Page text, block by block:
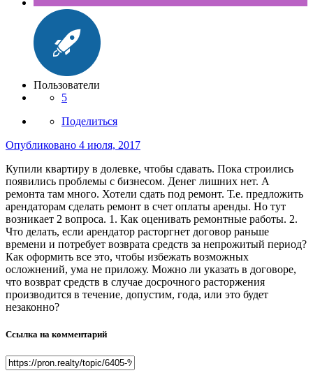
Пользователи
5
Поделиться
Опубликовано 4 июля, 2017
Купили квартиру в долевке, чтобы сдавать. Пока строились
появились проблемы с бизнесом. Денег лишних нет. А
ремонта там много. Хотели сдать под ремонт. Т.е. предложить
арендаторам сделать ремонт в счет оплаты аренды. Но тут
возникает 2 вопроса. 1. Как оценивать ремонтные работы. 2.
Что делать, если арендатор расторгнет договор раньше
времени и потребует возврата средств за непрожитый период?
Как оформить все это, чтобы избежать возможных
осложнений, ума не приложу. Можно ли указать в договоре,
что возврат средств в случае досрочного расторжения
производится в течение, допустим, года, или это будет
незаконно?
Ссылка на комментарий